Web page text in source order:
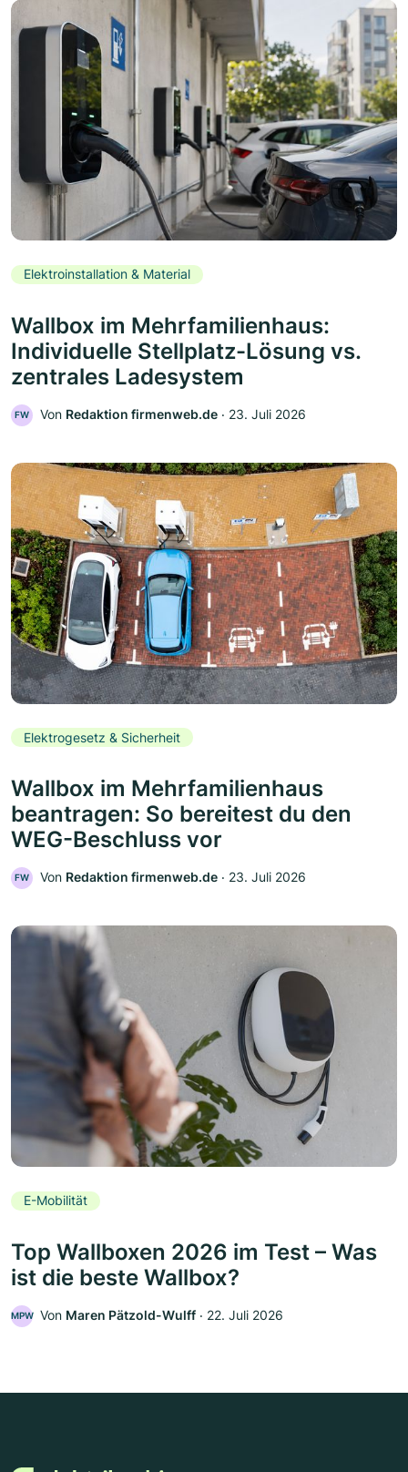
Elektroinstallation & Material
Wallbox im Mehrfamilienhaus:
Individuelle Stellplatz-Lösung vs.
zentrales Ladesystem
FW Von Redaktion firmenweb.de ‧ 23. Juli 2026
Elektrogesetz & Sicherheit
Wallbox im Mehrfamilienhaus
beantragen: So bereitest du den
WEG-Beschluss vor
FW Von Redaktion firmenweb.de ‧ 23. Juli 2026
E-Mobilität
Top Wallboxen 2026 im Test – Was
ist die beste Wallbox?
MPW Von Maren Pätzold-Wulff ‧ 22. Juli 2026